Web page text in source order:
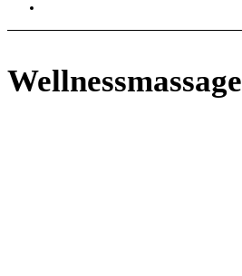
Wellnessmassage